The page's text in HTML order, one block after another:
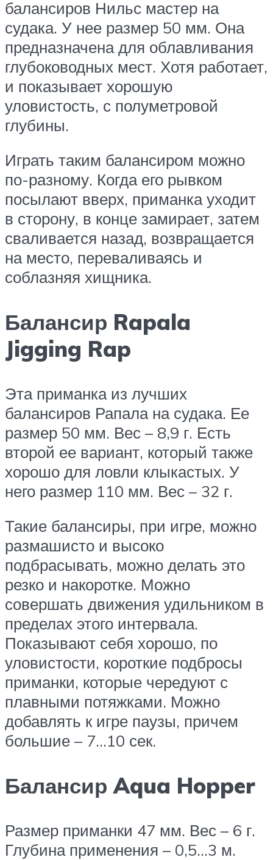
балансиров Нильс мастер на
судака. У нее размер 50 мм. Она
предназначена для облавливания
глубоководных мест. Хотя работает,
и показывает хорошую
уловистость, с полуметровой
глубины.
Играть таким балансиром можно
по-разному. Когда его рывком
посылают вверх, приманка уходит
в сторону, в конце замирает, затем
сваливается назад, возвращается
на место, переваливаясь и
соблазняя хищника.
Балансир Rapala
Jigging Rap
Эта приманка из лучших
балансиров Рапала на судака. Ее
размер 50 мм. Вес – 8,9 г. Есть
второй ее вариант, который также
хорошо для ловли клыкастых. У
него размер 110 мм. Вес – 32 г.
Такие балансиры, при игре, можно
размашисто и высоко
подбрасывать, можно делать это
резко и накоротке. Можно
совершать движения удильником в
пределах этого интервала.
Показывают себя хорошо, по
уловистости, короткие подбросы
приманки, которые чередуют с
плавными потяжками. Можно
добавлять к игре паузы, причем
большие – 7…10 сек.
Балансир Aqua Hopper
Размер приманки 47 мм. Вес – 6 г.
Глубина применения – 0,5…3 м.